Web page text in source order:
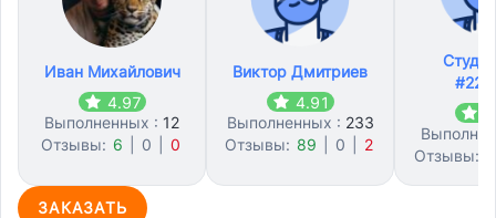
Иван Михайлович
4.97
Выполненных : 12
Отзывы: 6 0 0
Виктор Дмитриев
4.91
Выполненных : 233
Отзывы: 89 0 2
Отзывы:
ЗАКАЗАТЬ